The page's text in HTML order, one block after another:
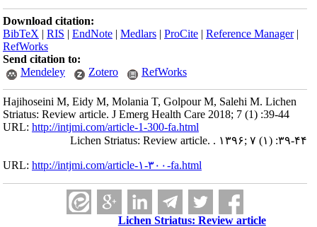
Download citation:
BibTeX |RIS |EndNote |Medlars |ProCite |Reference Manager
RefWorks
Send citation to:
Mendeley
Zotero RefWorks
Hajihoseini M, Eidy M, Molania T, Golpour M, Salehi M. Lichen
Striatus: Review article. J Emerg Health Care 2018; 7 (1) :39-44
URL:http://intjmi.com/article-1-300-fa.html
Lichen Striatus: Review article. . ۱۳۹۶; ۷ (۱) :۳۹-۴۴
URL:http://intjmi.com/article-۱-۳۰۰-fa.html
Lichen Striatus: Review article